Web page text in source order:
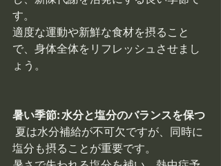
す。
適度な運動や新鮮な食材を摂ること
で、身体全体をリフレッシュさせまし
ょう。
暑い季節: 水分と塩分のバランスを保つ
塩分も摂ることが重要です。